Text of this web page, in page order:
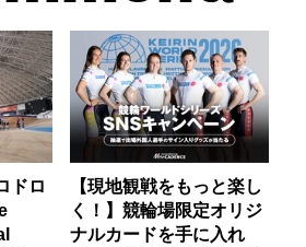
ドロ
【現地観戦をもっと楽し
く！】競輪場限定オリジ
ナルカードを手に入れ